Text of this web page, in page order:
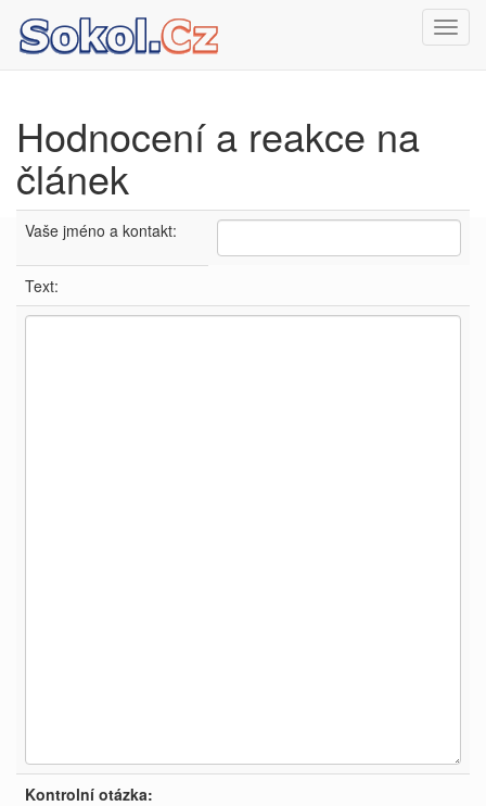
Hodnocení a reakce na
článek
Vaše jméno a kontakt:
Text:
Kontrolní otázka: